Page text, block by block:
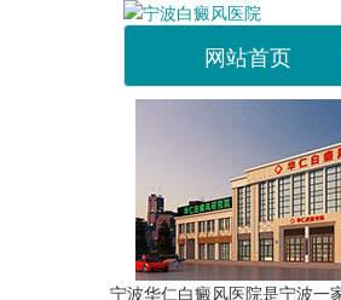
网站首页
宁波华仁白癜风医院是宁波一